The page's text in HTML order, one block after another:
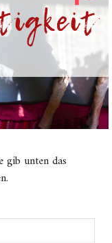
gib unten das